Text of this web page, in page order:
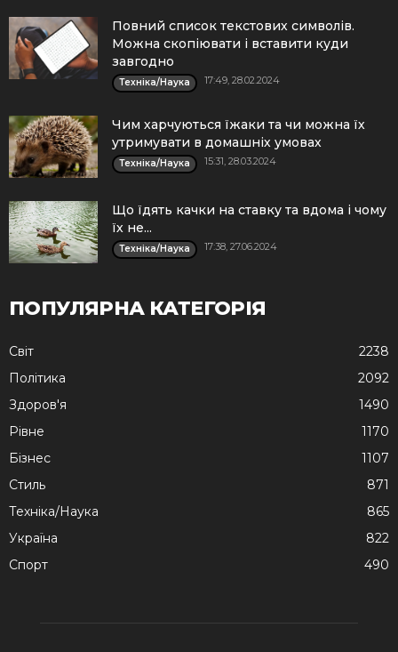
Повний список текстових символів.
Можна скопіювати і вставити куди
завгодно
Техніка/Наука 17:49, 28.02.2024
Чим харчуються їжаки та чи можна їх
утримувати в домашніх умовах
Техніка/Наука 15:31, 28.03.2024
Що їдять качки на ставку та вдома і чому
їх не...
Техніка/Наука 17:38, 27.06.2024
ПОПУЛЯРНА КАТЕГОРІЯ
Cвіт
2238
Політика
2092
Здоров'я
1490
Рівне
1170
Бізнес
1107
Стиль
871
Техніка/Наука
865
Україна
822
Спорт
490